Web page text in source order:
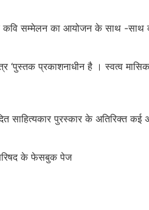
कवि सम्मेलन का आयोजन के साथ -साथ
‘पुस्तक प्रकाशनाधीन है । स्वत्व
साहित्यकार पुरस्कार के अतिरिक्त कई
परिषद के फेसबुक पेज